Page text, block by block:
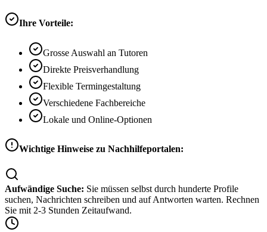
Ihre Vorteile:
Grosse Auswahl an Tutoren
Direkte Preisverhandlung
Flexible Termingestaltung
Verschiedene Fachbereiche
Lokale und Online-Optionen
Wichtige Hinweise zu Nachhilfeportalen:
Aufwändige Suche: Sie müssen selbst durch hunderte Profile
suchen, Nachrichten schreiben und auf Antworten warten. Rechnen
Sie mit 2-3 Stunden Zeitaufwand.